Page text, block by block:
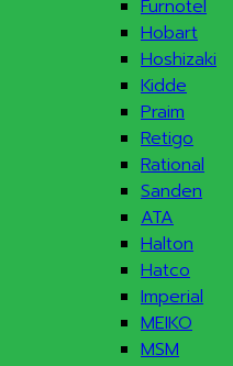
Furnotel
Hobart
Hoshizaki
Kidde
Praim
Retigo
Rational
Sanden
ATA
Halton
Hatco
Imperial
MEIKO
MSM